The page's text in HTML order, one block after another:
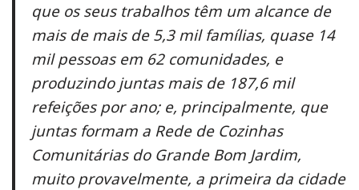
que os seus trabalhos têm um alcance de
mais de mais de 5,3 mil famílias, quase 14
mil pessoas em 62 comunidades, e
produzindo juntas mais de 187,6 mil
refeições por ano; e, principalmente, que
juntas formam a Rede de Cozinhas
Comunitárias do Grande Bom Jardim,
muito provavelmente, a primeira da cidade